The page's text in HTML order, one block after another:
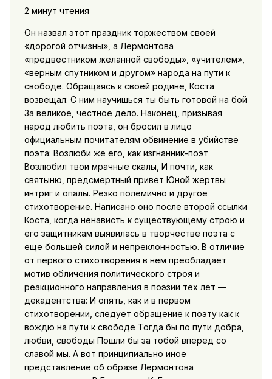
2 минут чтения
Он назвал этот праздник торжеством своей
«дорогой отчизны», а Лермонтова
«предвестником желанной свободы», «учителем»,
«верным спутником и другом» народа на пути к
свободе. Обращаясь к своей родине, Коста
возвещал: С ним научишься ты быть готовой на бой
За великое, честное дело. Наконец, призывая
народ любить поэта, он бросил в лицо
официальным почитателям обвинение в убийстве
поэта: Возлюби же его, как изгнанник-поэт
Возлюбил твои мрачные скалы, И почти, как
святыню, предсмертный привет Юной жертвы
интриг и опалы. Резко полемично и другое
стихотворение. Написано оно после второй ссылки
Коста, когда ненависть к существующему строю и
его защитникам выявилась в творчестве поэта с
еще большей силой и непреклонностью. В отличие
от первого стихотворения в нем преобладает
мотив обличения политического строя и
реакционного направления в поэзии тех лет —
декадентства: И опять, как и в первом
стихотворении, следует обращение к поэту как к
вождю на пути к свободе Тогда бы по пути добра,
любви, свободы Пошли бы за тобой вперед со
славой мы. А вот принципиально иное
представление об образе Лермонтова